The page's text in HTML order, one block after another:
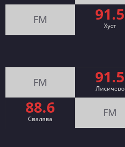
FM 91.5
Хуст
FM 91.5
Лисичево
88.6
Свалява FM